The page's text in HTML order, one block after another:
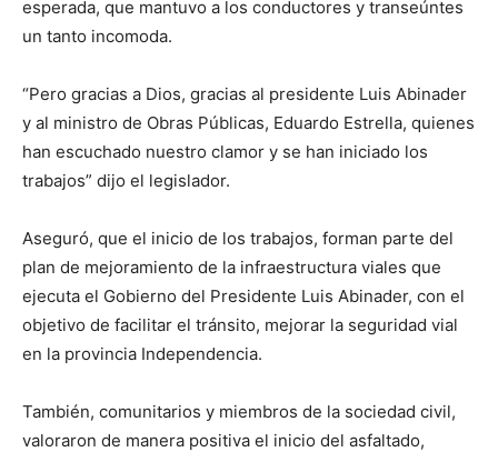
esperada, que mantuvo a los conductores y transeúntes
un tanto incomoda.
“Pero gracias a Dios, gracias al presidente Luis Abinader
y al ministro de Obras Públicas, Eduardo Estrella, quienes
han escuchado nuestro clamor y se han iniciado los
trabajos” dijo el legislador.
Aseguró, que el inicio de los trabajos, forman parte del
plan de mejoramiento de la infraestructura viales que
ejecuta el Gobierno del Presidente Luis Abinader, con el
objetivo de facilitar el tránsito, mejorar la seguridad vial
en la provincia Independencia.
También, comunitarios y miembros de la sociedad civil,
valoraron de manera positiva el inicio del asfaltado,